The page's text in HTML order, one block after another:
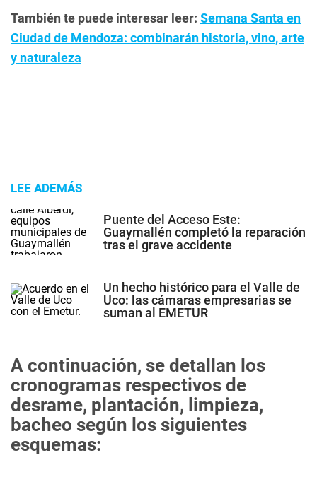
También te puede interesar leer: Semana Santa en
Ciudad de Mendoza: combinarán historia, vino, arte
y naturaleza
LEE ADEMÁS
Puente del Acceso Este:
Guaymallén completó la reparación
tras el grave accidente
Un hecho histórico para el Valle de
Uco: las cámaras empresarias se
suman al EMETUR
A continuación, se detallan los
cronogramas respectivos de
desrame, plantación, limpieza,
bacheo según los siguientes
esquemas: